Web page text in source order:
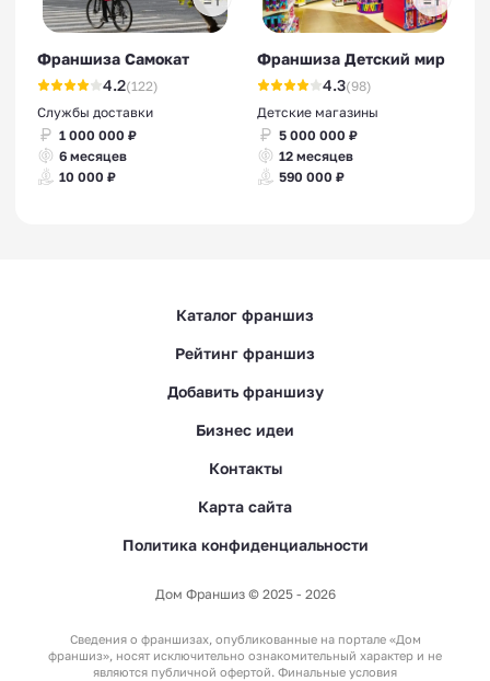
Франшиза Самокат
4.2(122)
Службы доставки
1 000 000 ₽
6 месяцев
10 000 ₽
Франшиза Детский мир
4.3(98)
Детские магазины
5 000 000 ₽
12 месяцев
590 000 ₽
Каталог франшиз
Рейтинг франшиз
Добавить франшизу
Бизнес идеи
Контакты
Карта сайта
Политика конфиденциальности
Дом Франшиз © 2025 - 2026